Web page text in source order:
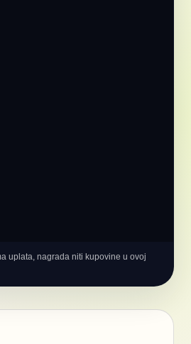
uplata, nagrada niti kupovine u ovoj